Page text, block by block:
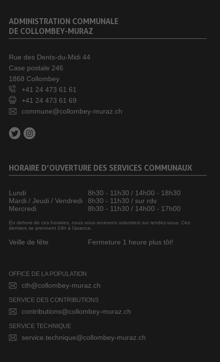
ADMINISTRATION COMMUNALE
DE COLLOMBEY-MURAZ
Rue des Dents-du-Midi 44
Case postale 246
1868 Collombey
+41 24 473 61 61
+41 24 473 61 69
commune@collombey-muraz.ch
HORAIRE D’OUVERTURE DES SERVICES COMMUNAUX
Lundi
8h30 - 11h30 / 14h00 - 18h30
Mardi / Jeudi / Vendredi
8h30 - 11h30 / sur rdv
Mercredi
8h30 - 11h30 / 14h00 - 17h00
En dehors de ces horaires, nous vous recevons volontiers sur rendez-vous. Ces
derniers se prennent 24h à l’avance.
Veille de fête Fermeture 1 heure plus tôt!
OFFICE DE LA POPULATION
cth@collombey-muraz.ch
SERVICE DES CONTRIBUTIONS
contributions@collombey-muraz.ch
SERVICE TECHNIQUE
service.technique@collombey-muraz.ch